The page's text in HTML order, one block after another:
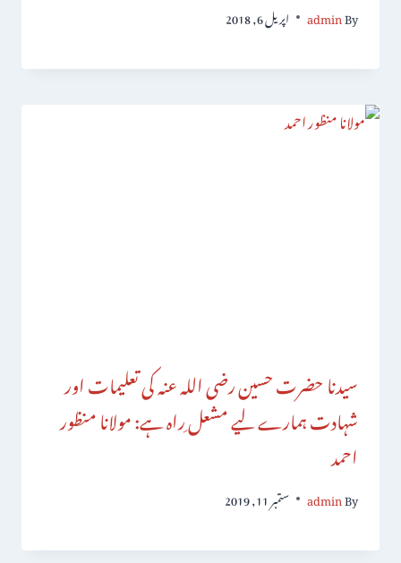
By
admin اپریل 6, 2018
سیدنا حضرت حسین رضی اللہ عنہ کی تعلیمات اور
شہادت ہمارے لیے مشعل ِراہ ہے: مولانا منظور
احمد
By
admin ستمبر 11, 2019